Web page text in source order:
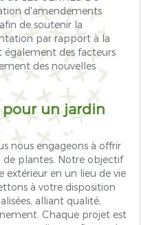
d'amendements
de soutenir la
par rapport à la
également des facteurs
des nouvelles
pour un jardin
nous engageons à offrir
plantes. Notre objectif
extérieur en un lieu de vie
à votre disposition
alliant qualité,
Chaque projet est